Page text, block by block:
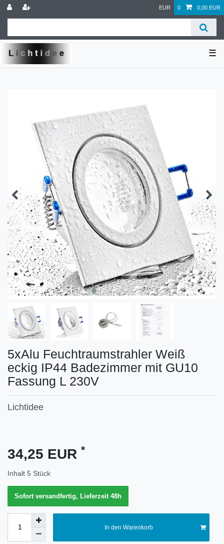
EUR 0 0,00 EUR
☰
5xAlu Feuchtraumstrahler Weiß
eckig IP44 Badezimmer mit GU10
Fassung L 230V
Lichtidee
Merkmal
34,25 EUR *
Inhalt 5 Stück
Sofort versandfertig, Lieferzeit 48h
In den Warenkorb